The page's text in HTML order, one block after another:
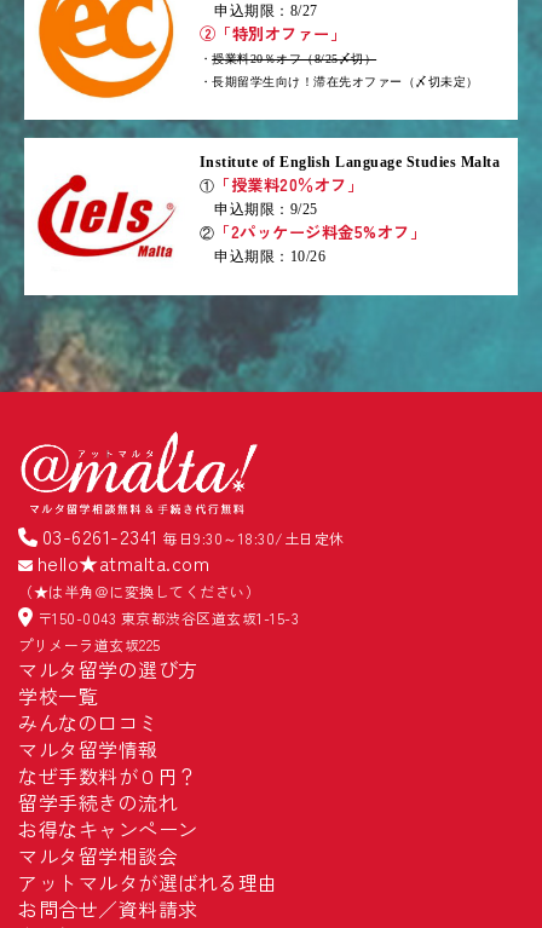
申込期限：8/27
②「特別オファー」
・授業料20％オフ（8/25〆切）
・長期留学生向け！滞在先オファー（〆切未定）
Institute of English Language Studies Malta
① 「授業料20％オフ」
申込期限：9/25
② 「2パッケージ料金5%オフ」
申込期限：10/26
03-6261-2341 毎日9:30～18:30/土日定休
hello★atmalta.com
（★は半角＠に変換してください）
〒150-0043 東京都渋谷区道玄坂1-15-3
プリメーラ道玄坂225
マルタ留学の選び方
学校一覧
みんなの口コミ
マルタ留学情報
なぜ手数料が０円？
留学手続きの流れ
お得なキャンペーン
マルタ留学相談会
アットマルタが選ばれる理由
お問合せ／資料請求